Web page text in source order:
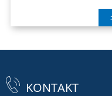
KONTAKT